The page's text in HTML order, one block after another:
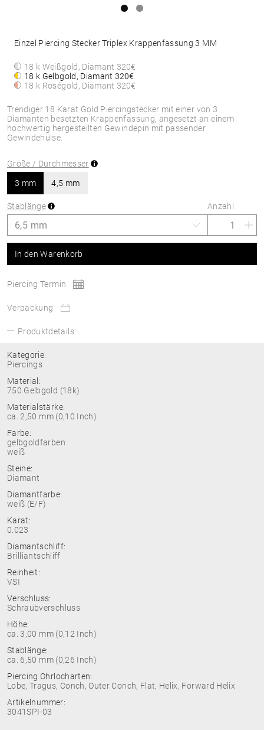
Trendiger 18 Karat Gold Piercingstecker mit einer von 3
Diamanten besetzten Krappenfassung, angesetzt an einem
hochwertig hergestellten Gewindepin mit passender
Gewindehülse.
Einzel Piercing Stecker Triplex Krappenfassung 3 MM
18 k Weißgold, Diamant320€
18 k Gelbgold, Diamant320€
18 k Roségold, Diamant320€
Größe / Durchmesser
3 mm 4,5 mm
Stablänge Anzahl
In den Warenkorb
Piercing Termin
Verpackung
Produktdetails
Kategorie:
Piercings
Material:
750 Gelbgold (18k)
Materialstärke:
ca. 2,50 mm (0,10 Inch)
Farbe:
gelbgoldfarben
weiß
Steine:
Diamant
Diamantfarbe:
weiß (E/F)
Karat:
0.023
Diamantschliff:
Brilliantschliff
Reinheit:
VSI
Verschluss:
Schraubverschluss
Höhe:
ca. 3,00 mm (0,12 Inch)
Stablänge:
ca. 6,50 mm (0,26 Inch)
Piercing Ohrlocharten:
Lobe, Tragus, Conch, Outer Conch, Flat, Helix, Forward Helix
Artikelnummer:
3041SPI-03